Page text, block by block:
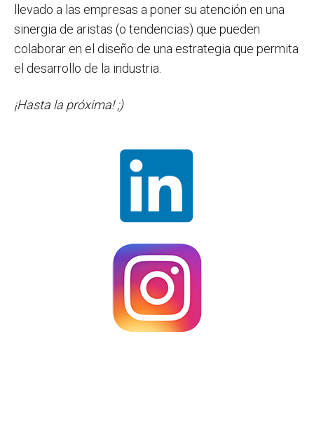
llevado a las empresas a poner su atención en una
sinergia de aristas (o tendencias) que pueden
colaborar en el diseño de una estrategia que permita
el desarrollo de la industria.
¡Hasta la próxima! ;)